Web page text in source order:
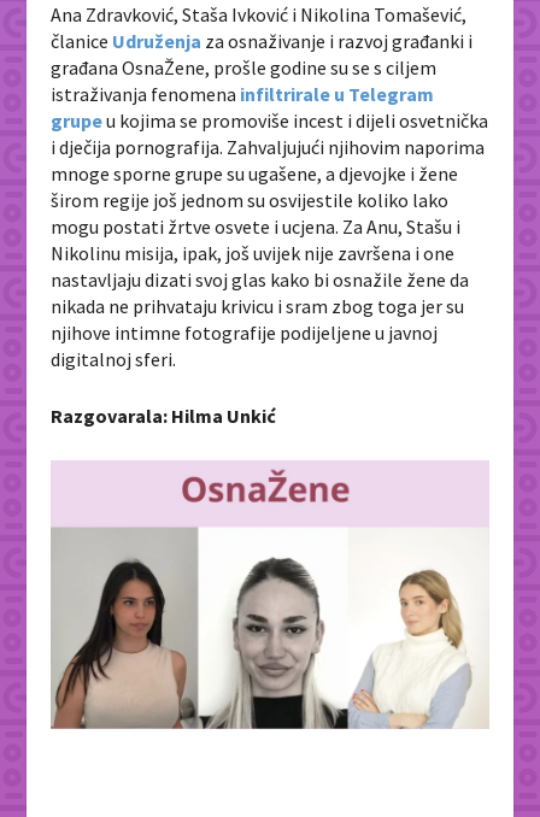
Ana Zdravković, Staša Ivković i Nikolina Tomašević,
članice Udruženja za osnaživanje i razvoj građanki i
građana OsnaŽene, prošle godine su se s ciljem
istraživanja fenomena infiltrirale u Telegram
grupeu kojima se promoviše incest i dijeli osvetnička
i dječija pornografija. Zahvaljujući njihovim naporima
mnoge sporne grupe su ugašene, a djevojke i žene
širom regije još jednom su osvijestile koliko lako
mogu postati žrtve osvete i ucjena. Za Anu, Stašu i
Nikolinu misija, ipak, još uvijek nije završena i one
nastavljaju dizati svoj glas kako bi osnažile žene da
nikada ne prihvataju krivicu i sram zbog toga jer su
njihove intimne fotografije podijeljene u javnoj
digitalnoj sferi.
Razgovarala: Hilma Unkić